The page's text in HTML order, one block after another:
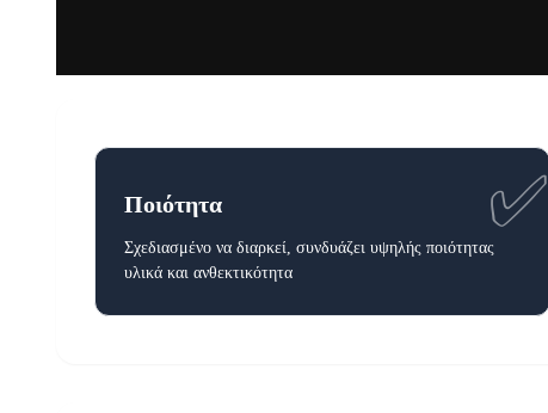
✅
Ποιότητα
Σχεδιασμένο να διαρκεί, συνδυάζει υψηλής ποιότητας
υλικά και ανθεκτικότητα